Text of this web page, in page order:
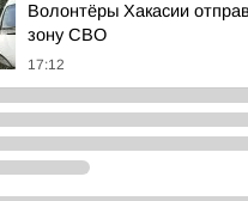
Волонтёры Хакасии
зону СВО
17:12